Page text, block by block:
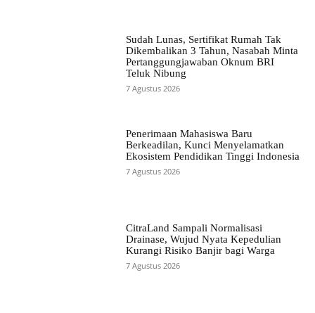
Sudah Lunas, Sertifikat Rumah Tak
Dikembalikan 3 Tahun, Nasabah Minta
Pertanggungjawaban Oknum BRI
Teluk Nibung
7 Agustus 2026
Penerimaan Mahasiswa Baru
Berkeadilan, Kunci Menyelamatkan
Ekosistem Pendidikan Tinggi Indonesia
7 Agustus 2026
CitraLand Sampali Normalisasi
Drainase, Wujud Nyata Kepedulian
Kurangi Risiko Banjir bagi Warga
7 Agustus 2026